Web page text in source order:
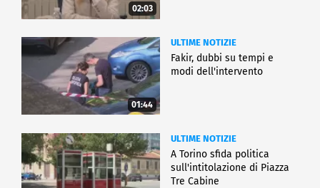
02:03
01:44
ULTIME NOTIZIE
Fakir, dubbi su tempi e
modi dell'intervento
ULTIME NOTIZIE
A Torino sfida politica
sull'intitolazione di Piazza
Tre Cabine